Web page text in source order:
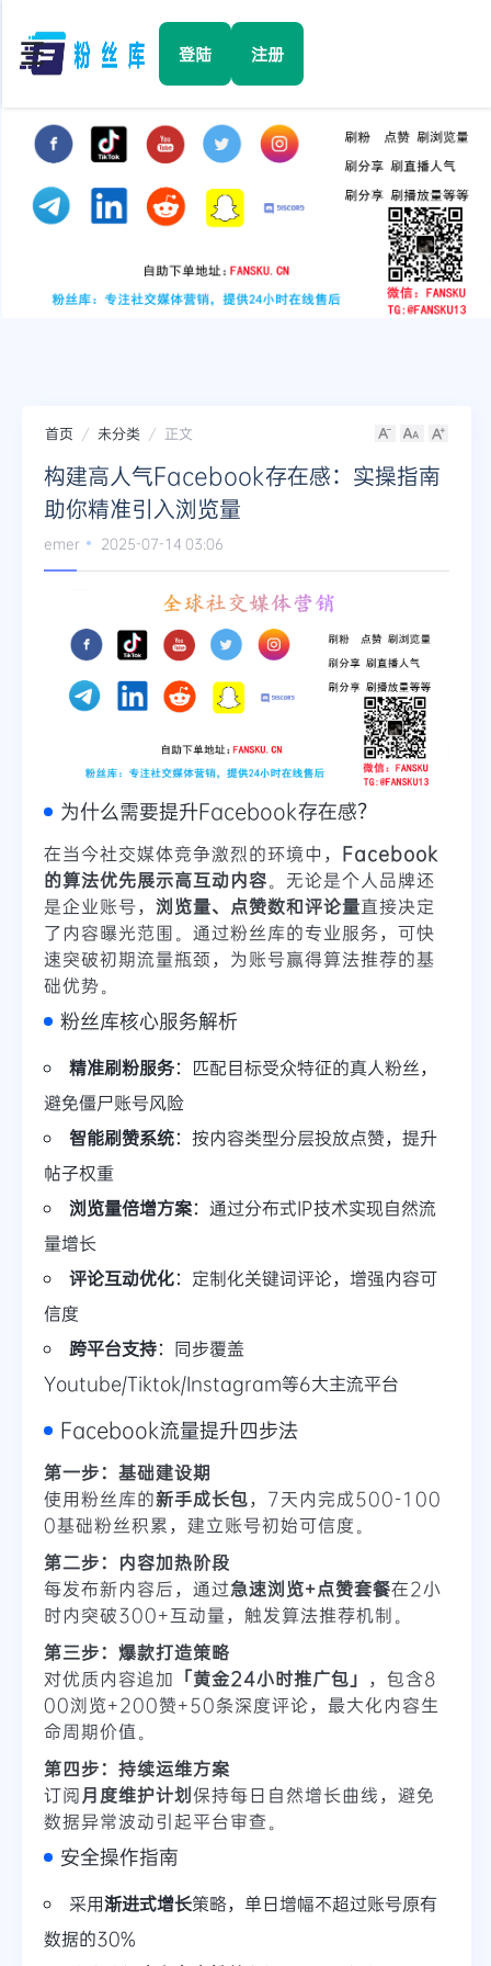
☰ 登陆 注册
Facebook
TikTok
YouTube
Twitter
首页 未分类 正文
构建高人气Facebook存在感：实操指南
助你精准引入浏览量
emer 2025-07-14 03:06
为什么需要提升Facebook存在感？
在当今社交媒体竞争激烈的环境中， Facebook
的算法优先展示高互动内容。无论是个人品牌还
是企业账号， 浏览量、点赞数和评论量直接决定
了内容曝光范围。通过粉丝库的专业服务，可快
速突破初期流量瓶颈，为账号赢得算法推荐的基
础优势。
粉丝库核心服务解析
精准刷粉服务：匹配目标受众特征的真人粉丝，
避免僵尸账号风险
智能刷赞系统：按内容类型分层投放点赞，提升
帖子权重
浏览量倍增方案：通过分布式IP技术实现自然流
量增长
评论互动优化：定制化关键词评论，增强内容可
信度
跨平台支持：同步覆盖
Youtube/Tiktok/Instagram等6大主流平台
Facebook流量提升四步法
第一步：基础建设期
使用粉丝库的新手成长包，7天内完成500-100
0基础粉丝积累，建立账号初始可信度。
第二步：内容加热阶段
每发布新内容后，通过急速浏览+点赞套餐在2小
时内突破300+互动量，触发算法推荐机制。
第三步：爆款打造策略
对优质内容追加 「黄金24小时推广包」 ，包含8
00浏览+200赞+50条深度评论，最大化内容生
命周期价值。
第四步：持续运维方案
订阅月度维护计划保持每日自然增长曲线，避免
数据异常波动引起平台审查。
安全操作指南
采用渐进式增长策略，单日增幅不超过账号原有
数据的30%